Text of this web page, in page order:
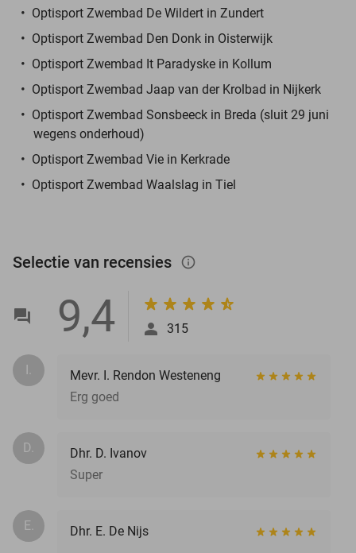
Optisport Zwembad De Wildert in Zundert
Optisport Zwembad Den Donk in Oisterwijk
Optisport Zwembad It Paradyske in Kollum
Optisport Zwembad Jaap van der Krolbad in Nijkerk
Optisport Zwembad Sonsbeeck in Breda (sluit 29 juni
wegens onderhoud)
Optisport Zwembad Vie in Kerkrade
Optisport Zwembad Waalslag in Tiel
Selectie van recensies info_outlined
9,4 315
I.
Mevr. I. Rendon Westeneng
Erg goed
D.
Dhr. D. Ivanov
Super
E. Dhr. E. De Nijs